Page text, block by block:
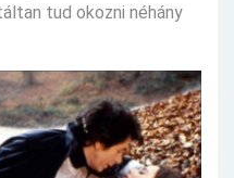
tud okozni néhány